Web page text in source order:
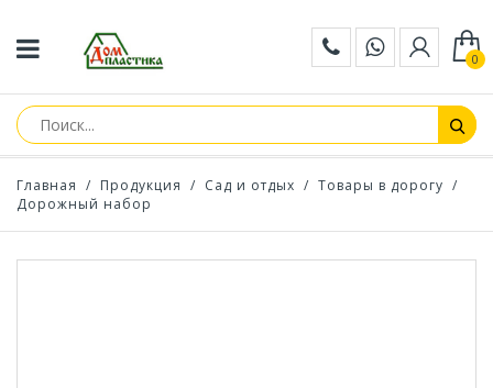
0
Главная / Продукция / Сад и отдых / Товары в дорогу /
Дорожный набор